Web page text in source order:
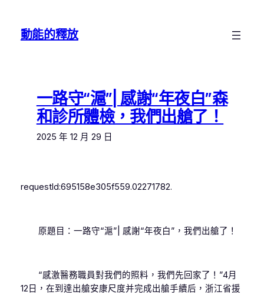
動能的釋放
一路守“滬”| 感謝“年夜白”森
和診所體檢，我們出艙了！
2025 年 12 月 29 日
requestId:695158e305f559.02271782.
原題目：一路守“滬”| 感謝“年夜白”，我們出艙了！
“感激醫務職員對我們的照料，我們先回家了！”4月
12日，在到達出艙安康尺度并完成出艙手續后，浙江省援